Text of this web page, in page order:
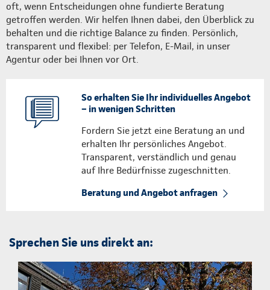
oft, wenn Entscheidungen ohne fundierte Beratung
getroffen werden. Wir helfen Ihnen dabei, den Überblick zu
behalten und die richtige Balance zu finden. Persönlich,
transparent und flexibel: per Telefon, E-Mail, in unser
Agentur oder bei Ihnen vor Ort.
So erhalten Sie Ihr individuelles Angebot
– in wenigen Schritten
Fordern Sie jetzt eine Beratung an und
erhalten Ihr persönliches Angebot.
Transparent, verständlich und genau
auf Ihre Bedürfnisse zugeschnitten.
Beratung und Angebot anfragen
Sprechen Sie uns direkt an: